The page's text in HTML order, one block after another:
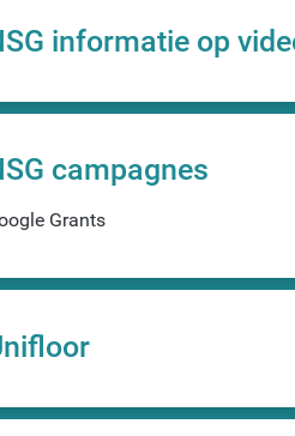
informatie op
campagnes
Grants